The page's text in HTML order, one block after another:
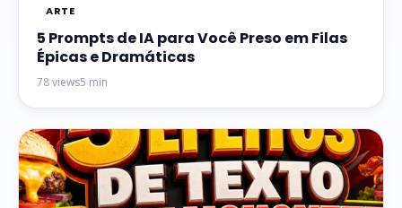
ARTE
5 Prompts de IA para Você Preso em Filas
Épicas e Dramáticas
78 views5 min